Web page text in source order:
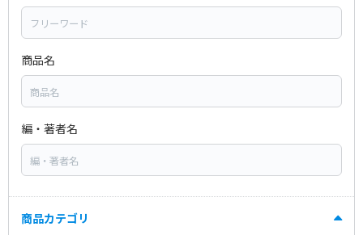
商品名
編・著者名
商品カテゴリ